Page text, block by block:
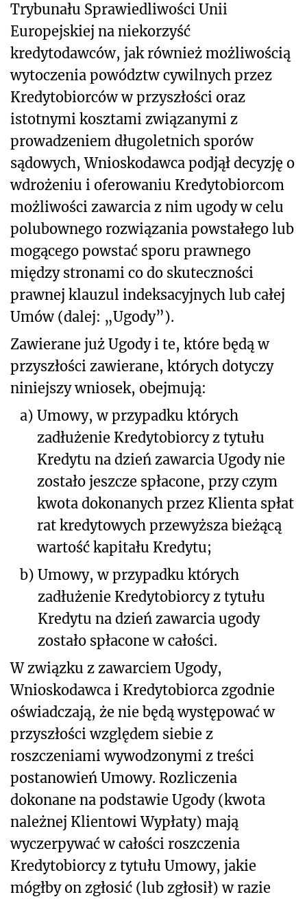
Trybunału Sprawiedliwości Unii
Europejskiej na niekorzyść
kredytodawców, jak również możliwością
wytoczenia powództw cywilnych przez
Kredytobiorców w przyszłości oraz
istotnymi kosztami związanymi z
prowadzeniem długoletnich sporów
sądowych, Wnioskodawca podjął decyzję o
wdrożeniu i oferowaniu Kredytobiorcom
możliwości zawarcia z nim ugody w celu
polubownego rozwiązania powstałego lub
mogącego powstać sporu prawnego
między stronami co do skuteczności
prawnej klauzul indeksacyjnych lub całej
Umów (dalej: „Ugody”).
Zawierane już Ugody i te, które będą w
przyszłości zawierane, których dotyczy
niniejszy wniosek, obejmują:
a) Umowy, w przypadku których
zadłużenie Kredytobiorcy z tytułu
Kredytu na dzień zawarcia Ugody nie
zostało jeszcze spłacone, przy czym
kwota dokonanych przez Klienta spłat
rat kredytowych przewyższa bieżącą
wartość kapitału Kredytu;
b) Umowy, w przypadku których
zadłużenie Kredytobiorcy z tytułu
Kredytu na dzień zawarcia ugody
zostało spłacone w całości.
W związku z zawarciem Ugody,
Wnioskodawca i Kredytobiorca zgodnie
oświadczają, że nie będą występować w
przyszłości względem siebie z
roszczeniami wywodzonymi z treści
postanowień Umowy. Rozliczenia
dokonane na podstawie Ugody (kwota
należnej Klientowi Wypłaty) mają
wyczerpywać w całości roszczenia
Kredytobiorcy z tytułu Umowy, jakie
mógłby on zgłosić (lub zgłosił) w razie